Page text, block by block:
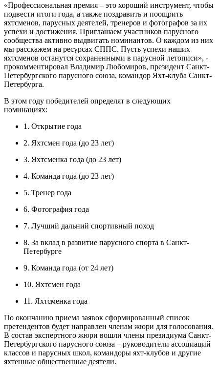
«Профессиональная премия – это хороший инструмент, чтобы
подвести итоги года, а также поздравить и поощрить
яхтсменов, парусных деятелей, тренеров и фотографов за их
успехи и достижения. Приглашаем участников парусного
сообщества активно выдвигать номинантов. О каждом из них
мы расскажем на ресурсах СППС. Пусть успехи наших
яхтсменов останутся сохраненными в парусной летописи», -
прокомментировал Владимир Любомиров, президент Санкт-
Петербургского парусного союза, командор Яхт-клуба Санкт-
Петербурга.
В этом году победителей определят в следующих
номинациях:
1. Открытие года
2. Яхтсмен года (до 23 лет)
3. Яхтсменка года (до 23 лет)
4. Команда года (до 23 лет)
5. Тренер года
6. Фотография года
7. Лучший дальний спортивный поход
8. За вклад в развитие парусного спорта в Санкт-
Петербурге
9. Команда года (от 24 лет)
10. Яхтсмен года
11. Яхтсменка года
По окончанию приема заявок сформированный список
претендентов будет направлен членам жюри для голосования.
В состав экспертного жюри вошли члены президиума Санкт-
Петербургского парусного союза – руководители ассоциаций
классов и парусных школ, командоры яхт-клубов и другие
яхтенные общественные деятели.